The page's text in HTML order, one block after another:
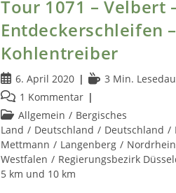
Tour 1071 – Velbert
Entdeckerschleifen
Kohlentreiber
Beitrag
veröffentlicht:
6. April 2020 Lesedauer:
3 Min.
Beitrags-
Kommentare:
1 Kommentar
Beitrags-
Kategorie:
Allgemein / Bergisches
Land / Deutschland / Deutschland /
Mettmann / Langenberg /
Westfalen / Regierungsbezirk
5 km und 10 km